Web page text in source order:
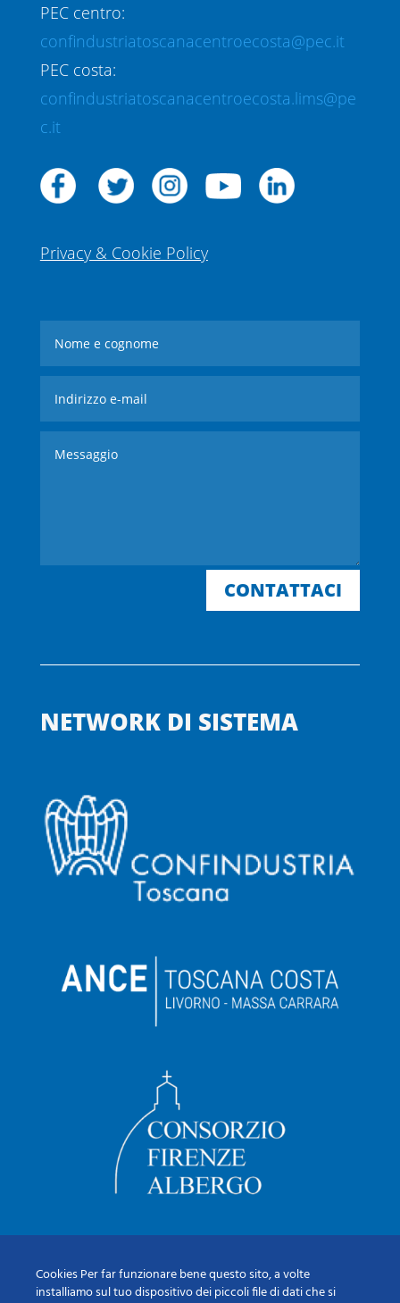
PEC centro:
confindustriatoscanacentroecosta@pec.it
PEC costa:
confindustriatoscanacentroecosta.lims@pe
c.it
Privacy & Cookie Policy
CONTATTACI
NETWORK DI SISTEMA
Cookies Per far funzionare bene questo sito, a volte
installiamo sul tuo dispositivo dei piccoli file di dati che si